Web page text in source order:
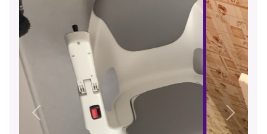
Précédent Suivant